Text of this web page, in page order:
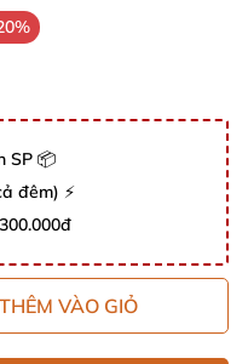
SP 📦
đêm) ⚡
VÀO GIỎ